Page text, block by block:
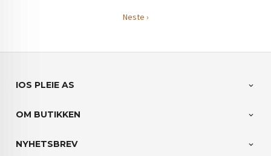
Neste ›
IOS PLEIE AS
OM BUTIKKEN
NYHETSBREV